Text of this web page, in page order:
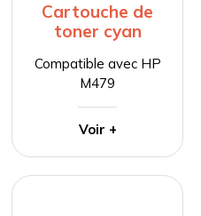
Cartouche de
toner cyan
Compatible avec HP
M479
Voir +